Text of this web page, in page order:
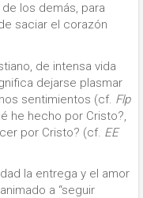
los demás, para
saciar el corazón
de intensa vida
dejarse plasmar
sentimientos (cf. Flp
he hecho por Cristo?,
por Cristo? (cf. EE
la entrega y el amor
a “seguir